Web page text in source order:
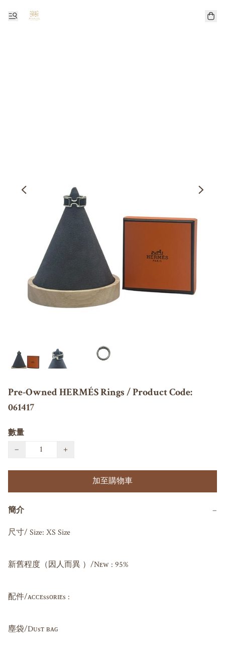
Pre-Owned HERMÉS Rings / Product Code:
061417
數量
−
+
加至購物車
簡介 −
尺寸/ Size: XS Size
新舊程度（因人而異 ）/Nᴇᴡ : 95%
配件/ᴀᴄᴄᴇssᴏʀɪᴇs :
塵袋/Dᴜsᴛ ʙᴀɢ